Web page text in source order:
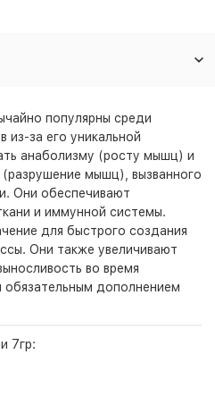
популярны среди
из-за его уникальной
анаболизму (росту мышц) и
мышц), вызванного
Они обеспечивают
и иммунной системы.
для быстрого создания
Они также увеличивают
во время
обязательным дополнением
7гр: